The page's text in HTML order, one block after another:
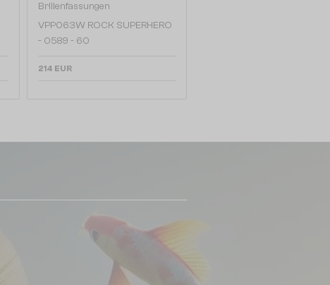
Brillenfassungen
VPP063W ROCK SUPERHERO
- 0589 - 60
214 EUR